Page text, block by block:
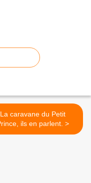
La caravane du Petit
Prince, ils en parlent. >